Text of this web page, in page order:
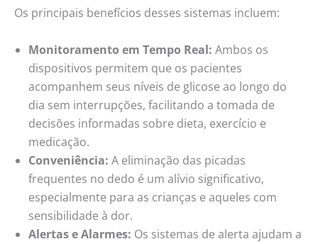
Os principais benefícios desses sistemas incluem:
Monitoramento em Tempo Real: Ambos os
dispositivos permitem que os pacientes
acompanhem seus níveis de glicose ao longo do
dia sem interrupções, facilitando a tomada de
decisões informadas sobre dieta, exercício e
medicação.
Conveniência: A eliminação das picadas
frequentes no dedo é um alívio significativo,
especialmente para as crianças e aqueles com
sensibilidade à dor.
Alertas e Alarmes: Os sistemas de alerta ajudam a